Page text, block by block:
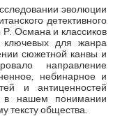
эволюции
детективного
Османа и классиков
для жанра
сюжетной канвы и
направление
небинарное и
и антиценностей
в нашем понимании
тексту общества.